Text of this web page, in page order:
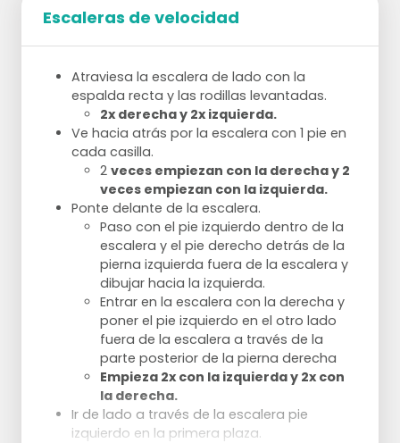
Embestida con palo en el cuello.
Un gran paso adelante y doblar la otra
rodilla.
volver a la posición inicial.
Cada pierna 10x
Ejercicios con Speedladder
Talones de las nalgas con las manos en las
nalgas. Cada pie entra en cada caja. 10x
Salto a través de la escalera en la pierna
izquierda. 10x
Rayuela a través de la escalera en la pierna
derecha. 10x
1 pierna en la escalera y 1 pierna fuera de la
escalera, saltando hacia arriba y la pierna
exterior en la escalera y la pierna interior
fuera de la escalera. 10x
Salto lateral dentro - y fuera en la escalera .
Escaleras de velocidad
Atraviesa la escalera de lado con la
espalda recta y las rodillas levantadas.
2x derecha y 2x izquierda.
Ve hacia atrás por la escalera con 1 pie en
cada casilla.
2 veces empiezan con la derecha y 2
veces empiezan con la izquierda.
Ponte delante de la escalera.
Paso con el pie izquierdo dentro de la
escalera y el pie derecho detrás de la
pierna izquierda fuera de la escalera y
dibujar hacia la izquierda.
Entrar en la escalera con la derecha y
poner el pie izquierdo en el otro lado
fuera de la escalera a través de la
parte posterior de la pierna derecha
Empieza 2x con la izquierda y 2x con
la derecha.
Ir de lado a través de la escalera pie
izquierdo en la primera plaza.